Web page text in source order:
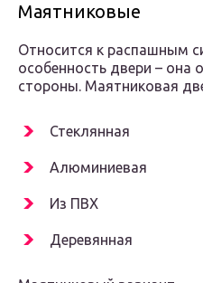
Маятниковые
Относится к распашным
особенность двери – она
стороны. Маятниковая
Стеклянная
Алюминиевая
Из ПВХ
Деревянная